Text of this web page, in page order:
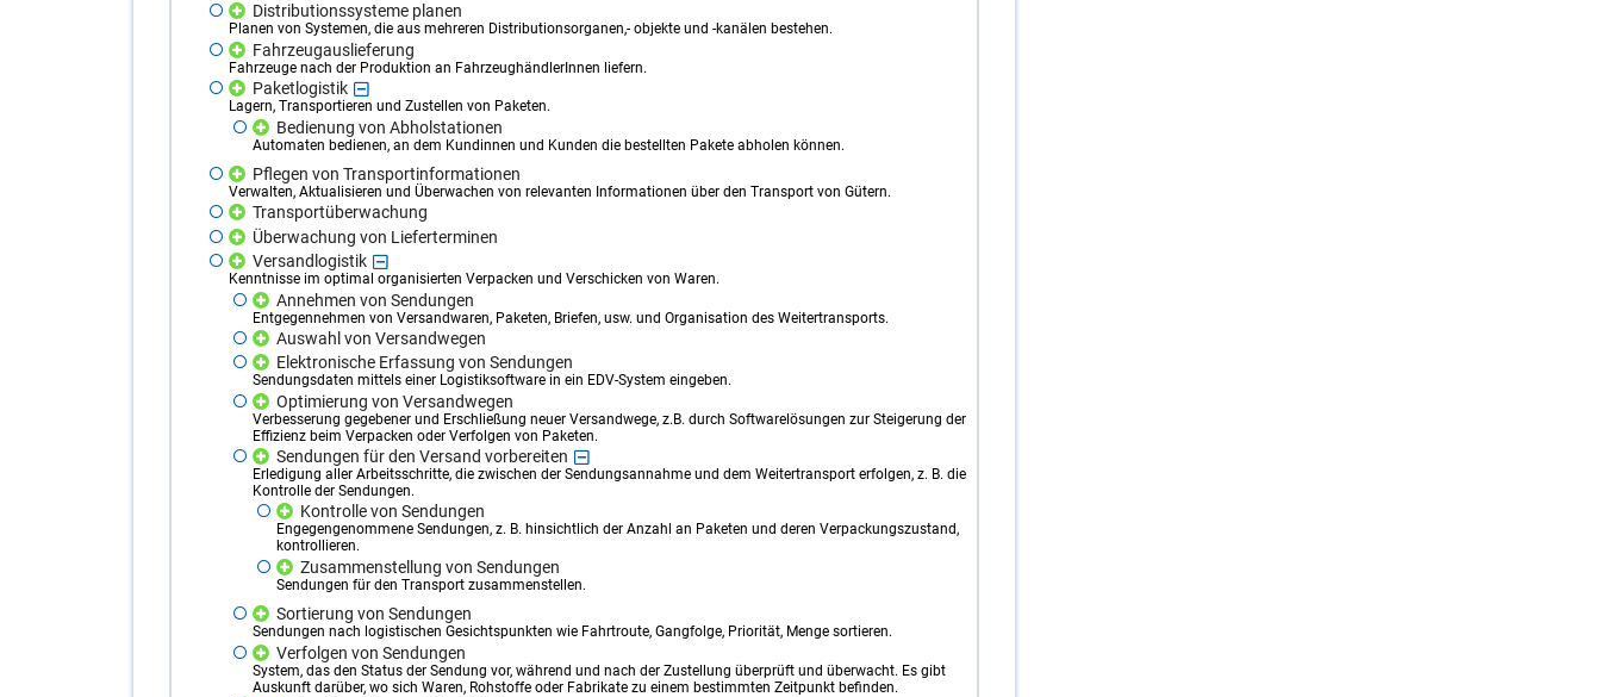
Distributionssysteme planen
Planen von Systemen, die aus mehreren Distributionsorganen,- objekte und -kanälen bestehen.
Fahrzeugauslieferung
Fahrzeuge nach der Produktion an FahrzeughändlerInnen liefern.
Paketlogistik
Lagern, Transportieren und Zustellen von Paketen.
Bedienung von Abholstationen
Automaten bedienen, an dem Kundinnen und Kunden die bestellten Pakete abholen können.
Pflegen von Transportinformationen
Verwalten, Aktualisieren und Überwachen von relevanten Informationen über den Transport von Gütern.
Transportüberwachung
Überwachung von Lieferterminen
Versandlogistik
Kenntnisse im optimal organisierten Verpacken und Verschicken von Waren.
Annehmen von Sendungen
Entgegennehmen von Versandwaren, Paketen, Briefen, usw. und Organisation des Weitertransports.
Auswahl von Versandwegen
Elektronische Erfassung von Sendungen
Sendungsdaten mittels einer Logistiksoftware in ein EDV-System eingeben.
Optimierung von Versandwegen
Verbesserung gegebener und Erschließung neuer Versandwege, z.B. durch Softwarelösungen zur Steigerung der
Effizienz beim Verpacken oder Verfolgen von Paketen.
Sendungen für den Versand vorbereiten
Erledigung aller Arbeitsschritte, die zwischen der Sendungsannahme und dem Weitertransport erfolgen, z. B. die
Kontrolle der Sendungen.
Kontrolle von Sendungen
Engegengenommene Sendungen, z. B. hinsichtlich der Anzahl an Paketen und deren Verpackungszustand,
kontrollieren.
Zusammenstellung von Sendungen
Sendungen für den Transport zusammenstellen.
Sortierung von Sendungen
Sendungen nach logistischen Gesichtspunkten wie Fahrtroute, Gangfolge, Priorität, Menge sortieren.
Verfolgen von Sendungen
System, das den Status der Sendung vor, während und nach der Zustellung überprüft und überwacht. Es gibt
Auskunft darüber, wo sich Waren, Rohstoffe oder Fabrikate zu einem bestimmten Zeitpunkt befinden.